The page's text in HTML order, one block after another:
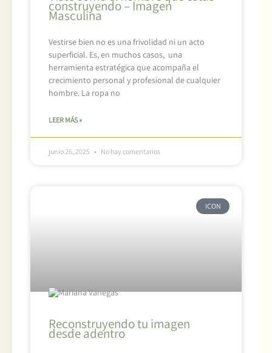
construyendo – Imagen
Masculina
Vestirse bien no es una frivolidad ni un acto
superficial. Es, en muchos casos, una
herramienta estratégica que acompaña el
crecimiento personal y profesional de cualquier
hombre. La ropa no
LEER MÁS »
junio 26, 2025 No hay comentarios
ICON
Reconstruyendo tu imagen
desde adentro